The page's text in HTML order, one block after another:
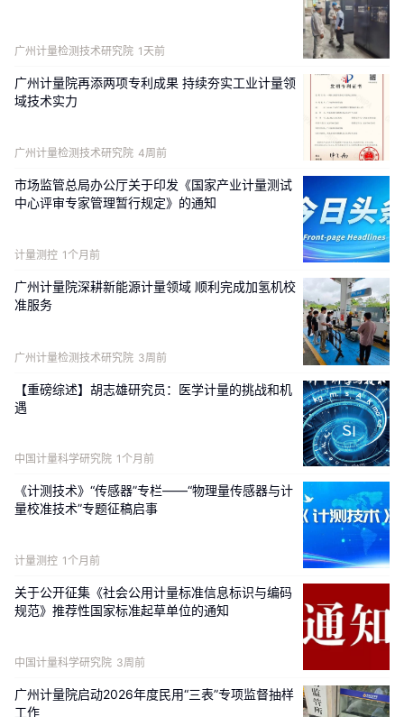
测量比对参考值及不确定度的贝叶斯几何解释及应用探索
杭晨哲，原遵东，周彤，徐定华，张海云，刘扬
研究进展
Research Progress
常心雨，吴遥祖，陆柏川，何智超，潘奕捷，贾朔，屈继峰
侯懂杰，李伟，赵瑞，李加福，吴金杰
广州计量检测技术研究院 1天前
广州计量院再添两项专利成果 持续夯实工业计量领
域技术实力
广州计量检测技术研究院 4周前
市场监管总局办公厅关于印发《国家产业计量测试
中心评审专家管理暂行规定》的通知
计量测控 1个月前
广州计量院深耕新能源计量领域 顺利完成加氢机校
准服务
广州计量检测技术研究院 3周前
【重磅综述】胡志雄研究员：医学计量的挑战和机
遇
中国计量科学研究院 1个月前
《计测技术》“传感器”专栏——“物理量传感器与计
量校准技术”专题征稿启事
计量测控 1个月前
关于公开征集《社会公用计量标准信息标识与编码
规范》推荐性国家标准起草单位的通知
中国计量科学研究院 3周前
广州计量院启动2026年度民用“三表”专项监督抽样
工作